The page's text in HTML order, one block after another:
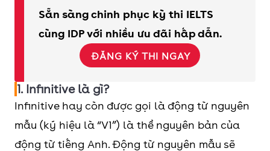
Dùng trong cấu trúc “ Verb + Object + To
infinitive”
Cách dùng động từ nguyên mẫu không “to”
(bare infinitive):
Đứng sau động từ khiếm khuyết (modal verbs)
Đứng sau động từ chỉ cảm giác, giác quan
Đứng sau cấu trúc “make/help/let”
Sẵn sàng chinh phục kỳ thi IELTS
cùng IDP với nhiều ưu đãi hấp dẫn.
ĐĂNG KÝ THI NGAY
1. Infinitive là gì?
Infinitive hay còn được gọi là động từ nguyên
mẫu (ký hiệu là “V1”) là thể nguyên bản của
động từ tiếng Anh. Động từ nguyên mẫu sẽ